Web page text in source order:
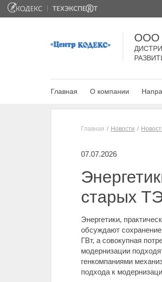
ООО
Главная О компании
Главная Новости
07.07.2026
старых
Энергетики,
обсуждают
ГВт, а совокупная
модернизации
генкомпаниями
подхода к